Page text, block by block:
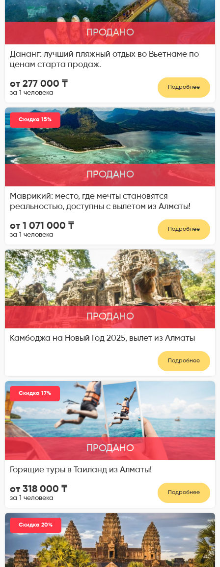
ПРОДАНО
Дананг: лучший пляжный отдых во Вьетнаме по
ценам старта продаж.
от 277 000 ₸
за 1 человека
Подробнее
Скидка 15%
ПРОДАНО
Маврикий: место, где мечты становятся
реальностью, доступны с вылетом из Алматы!
от 1 071 000 ₸
за 1 человека
Подробнее
ПРОДАНО
Камбоджа на Новый Год 2025, вылет из Алматы
Подробнее
Скидка 17%
ПРОДАНО
Горящие туры в Таиланд из Алматы!
от 318 000 ₸
за 1 человека
Подробнее
Скидка 20%